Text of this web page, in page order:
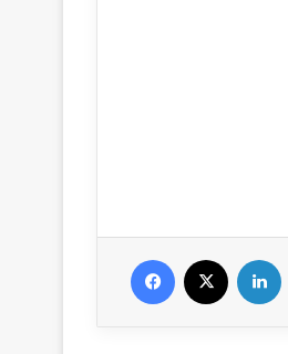
Facebook